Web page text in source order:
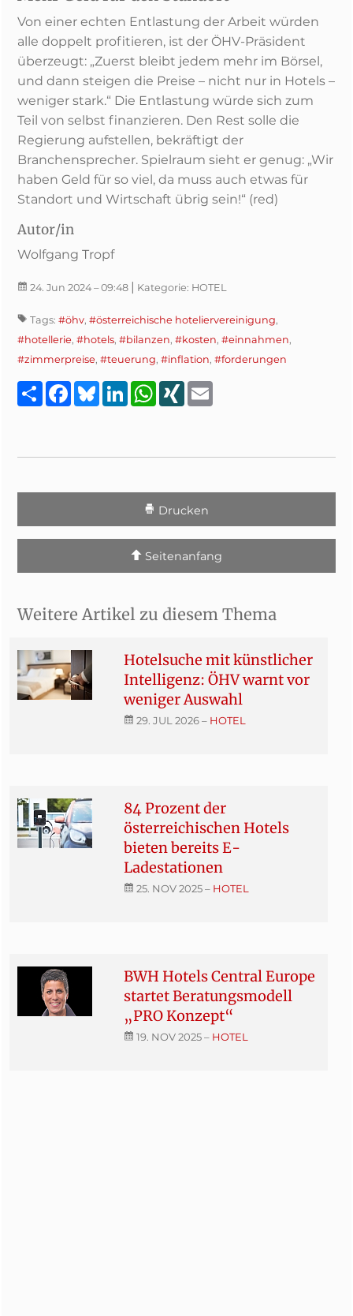
Von einer echten Entlastung der Arbeit würden
alle doppelt profitieren, ist der ÖHV-Präsident
überzeugt: „Zuerst bleibt jedem mehr im Börsel,
und dann steigen die Preise – nicht nur in Hotels –
weniger stark.“ Die Entlastung würde sich zum
Teil von selbst finanzieren. Den Rest solle die
Regierung aufstellen, bekräftigt der
Branchensprecher. Spielraum sieht er genug: „Wir
haben Geld für so viel, da muss auch etwas für
Standort und Wirtschaft übrig sein!“ (red)
Autor/in
Wolfgang Tropf
24. Jun 2024– 09:48 | Kategorie: HOTEL
Tags: #öhv, #österreichische hoteliervereinigung,
#hotellerie, #hotels, #bilanzen, #kosten, #einnahmen,
#zimmerpreise, #teuerung, #inflation, #forderungen
TeilenFacebook
BlueskyLinkedInWhatsApp
XING
Drucken
Seitenanfang
Weitere Artikel zu diesem Thema
Hotelsuche mit künstlicher
Intelligenz: ÖHV warnt vor
weniger Auswahl
29. JUL 2026– HOTEL
84 Prozent der
österreichischen Hotels
bieten bereits E-
Ladestationen
25. NOV 2025– HOTEL
BWH Hotels Central Europe
startet Beratungsmodell
„PRO Konzept“
19. NOV 2025– HOTEL